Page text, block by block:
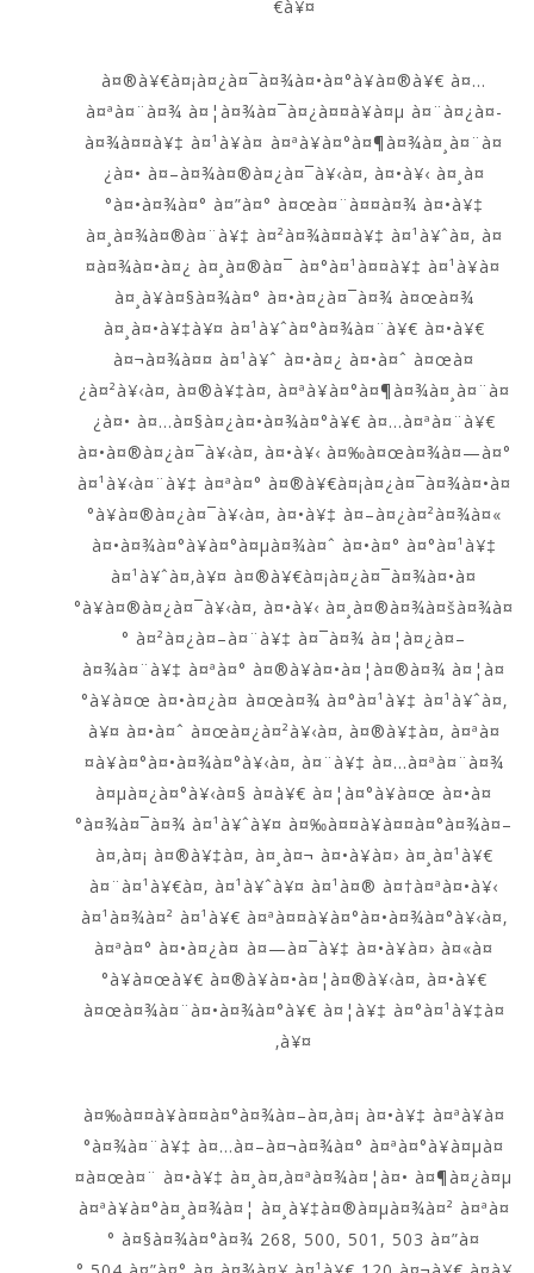
€à¥¤
à¤®à¥€à¤¡à¤¿à¤¯à¤¾à¤•à¤°à¥à¤®à¥€ à¤…
à¤ªà¤¨à¤¾ à¤¦à¤¾à¤¯à¤¿à¤¤à¥à¤µ à¤¨à¤¿à¤­
à¤¾à¤¤à¥‡ à¤¹à¥à¤ à¤ªà¥à¤°à¤¶à¤¾à¤¸à¤¨à¤
¿à¤• à¤–à¤¾à¤®à¤¿à¤¯à¥‹à¤‚ à¤•à¥‹ à¤¸à¤
°à¤•à¤¾à¤° à¤”à¤° à¤œà¤¨à¤¤à¤¾ à¤•à¥‡
à¤¸à¤¾à¤®à¤¨à¥‡ à¤²à¤¾à¤¤à¥‡ à¤¹à¥ˆà¤‚ à¤
¤à¤¾à¤•à¤¿ à¤¸à¤®à¤¯ à¤°à¤¹à¤¤à¥‡ à¤¹à¥à¤
à¤¸à¥à¤§à¤¾à¤° à¤•à¤¿à¤¯à¤¾ à¤œà¤¾
à¤¸à¤•à¥‡à¥¤ à¤¹à¥ˆà¤°à¤¾à¤¨à¥€ à¤•à¥€
à¤¬à¤¾à¤¤ à¤¹à¥ˆ à¤•à¤¿ à¤•à¤ˆ à¤œà¤
¿à¤²à¥‹à¤‚ à¤®à¥‡à¤‚ à¤ªà¥à¤°à¤¶à¤¾à¤¸à¤¨à¤
¿à¤• à¤…à¤§à¤¿à¤•à¤¾à¤°à¥€ à¤…à¤ªà¤¨à¥€
à¤•à¤®à¤¿à¤¯à¥‹à¤‚ à¤•à¥‹ à¤‰à¤œà¤¾à¤—à¤°
à¤¹à¥‹à¤¨à¥‡ à¤ªà¤° à¤®à¥€à¤¡à¤¿à¤¯à¤¾à¤•à¤
°à¥à¤®à¤¿à¤¯à¥‹à¤‚ à¤•à¥‡ à¤–à¤¿à¤²à¤¾à¤«
à¤•à¤¾à¤°à¥à¤°à¤µà¤¾à¤ˆ à¤•à¤° à¤°à¤¹à¥‡
à¤¹à¥ˆà¤‚à¥¤ à¤®à¥€à¤¡à¤¿à¤¯à¤¾à¤•à¤
°à¥à¤®à¤¿à¤¯à¥‹à¤‚ à¤•à¥‹ à¤¸à¤®à¤¾à¤šà¤¾à¤
° à¤²à¤¿à¤–à¤¨à¥‡ à¤¯à¤¾ à¤¦à¤¿à¤–
à¤¾à¤¨à¥‡ à¤ªà¤° à¤®à¥à¤•à¤¦à¤®à¤¾ à¤¦à¤
°à¥à¤œ à¤•à¤¿à¤ à¤œà¤¾ à¤°à¤¹à¥‡ à¤¹à¥ˆà¤‚
à¥¤ à¤•à¤ˆ à¤œà¤¿à¤²à¥‹à¤‚ à¤®à¥‡à¤‚ à¤ªà¤
¤à¥à¤°à¤•à¤¾à¤°à¥‹à¤‚ à¤¨à¥‡ à¤…à¤ªà¤¨à¤¾
à¤µà¤¿à¤°à¥‹à¤§ à¤­à¥€ à¤¦à¤°à¥à¤œ à¤•à¤
°à¤¾à¤¯à¤¾ à¤¹à¥ˆà¥¤ à¤‰à¤¤à¥à¤¤à¤°à¤¾à¤–
à¤‚à¤¡ à¤®à¥‡à¤‚ à¤¸à¤¬ à¤•à¥à¤› à¤¸à¤¹à¥€
à¤¨à¤¹à¥€à¤‚ à¤¹à¥ˆà¥¤ à¤¹à¤® à¤†à¤ªà¤•à¥‹
à¤¹à¤¾à¤² à¤¹à¥€ à¤ªà¤¤à¥à¤°à¤•à¤¾à¤°à¥‹à¤‚
à¤ªà¤° à¤•à¤¿à¤ à¤—à¤¯à¥‡ à¤•à¥à¤› à¤«à¤
°à¥à¤œà¥€ à¤®à¥à¤•à¤¦à¤®à¥‹à¤‚ à¤•à¥€
à¤œà¤¾à¤¨à¤•à¤¾à¤°à¥€ à¤¦à¥‡ à¤°à¤¹à¥‡à¤
‚à¥¤
à¤‰à¤¤à¥à¤¤à¤°à¤¾à¤–à¤‚à¤¡ à¤•à¥‡ à¤ªà¥à¤
°à¤¾à¤¨à¥‡ à¤…à¤–à¤¬à¤¾à¤° à¤ªà¤°à¥à¤µà¤
¤à¤œà¤¨ à¤•à¥‡ à¤¸à¤‚à¤ªà¤¾à¤¦à¤• à¤¶à¤¿à¤µ
à¤ªà¥à¤°à¤¸à¤¾à¤¦ à¤¸à¥‡à¤®à¤µà¤¾à¤² à¤ªà¤
° à¤§à¤¾à¤°à¤¾ 268, 500, 501, 503 à¤”à¤